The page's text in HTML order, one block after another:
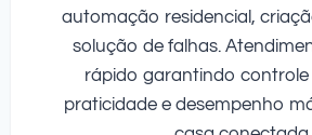
automação residencial,
solução de falhas.
rápido garantindo controle
praticidade e desempenho